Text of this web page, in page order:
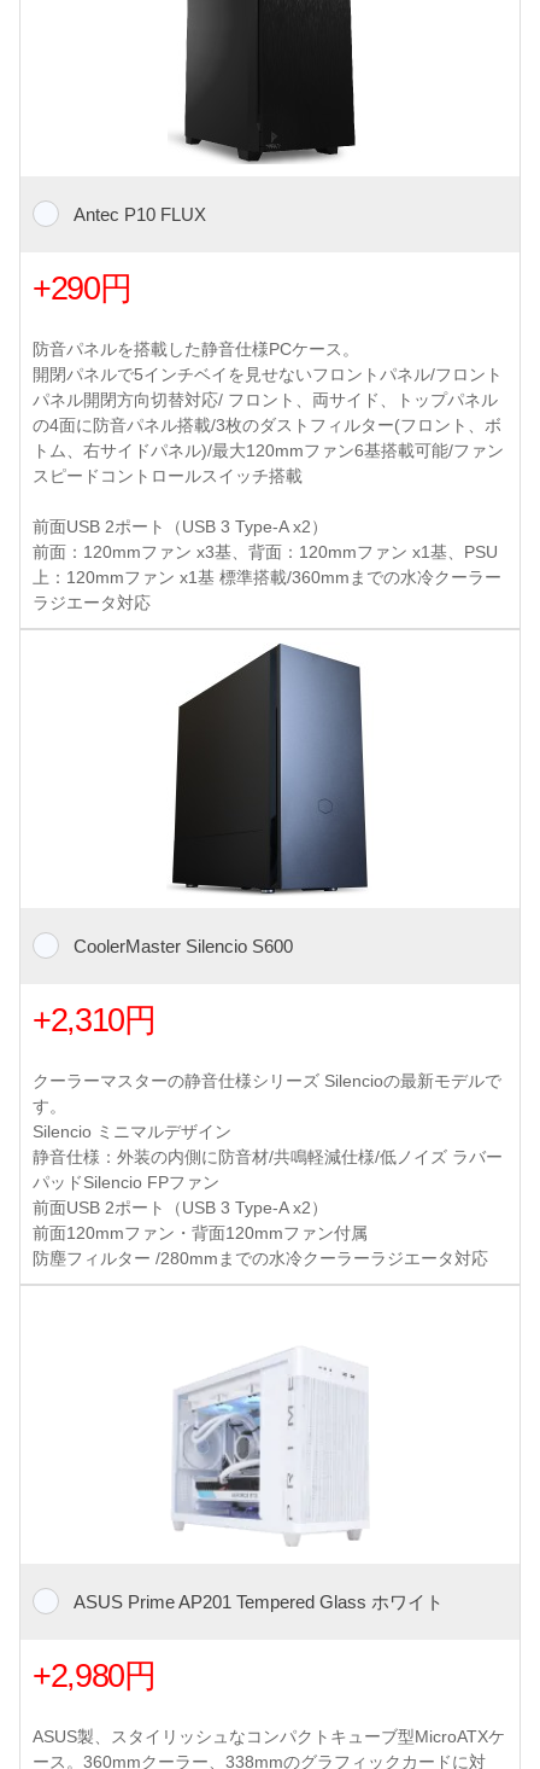
Antec P10 FLUX
+290円
防音パネルを搭載した静音仕様PCケース。
開閉パネルで5インチベイを見せないフロントパネル/フロント
パネル開閉方向切替対応/ フロント、両サイド、トップパネル
の4面に防音パネル搭載/3枚のダストフィルター(フロント、ボ
トム、右サイドパネル)/最大120mmファン6基搭載可能/ファン
スピードコントロールスイッチ搭載
前面USB 2ポート（USB 3 Type-A x2）
前面：120mmファン x3基、背面：120mmファン x1基、PSU
上：120mmファン x1基 標準搭載/360mmまでの水冷クーラー
ラジエータ対応
CoolerMaster Silencio S600
+2,310円
クーラーマスターの静音仕様シリーズ Silencioの最新モデルで
す。
Silencio ミニマルデザイン
静音仕様：外装の内側に防音材/共鳴軽減仕様/低ノイズ ラバー
パッドSilencio FPファン
前面USB 2ポート（USB 3 Type-A x2）
前面120mmファン・背面120mmファン付属
防塵フィルター /280mmまでの水冷クーラーラジエータ対応
ASUS Prime AP201 Tempered Glass ホワイト
+2,980円
ASUS製、スタイリッシュなコンパクトキューブ型MicroATXケ
ース。360mmクーラー、338mmのグラフィックカードに対